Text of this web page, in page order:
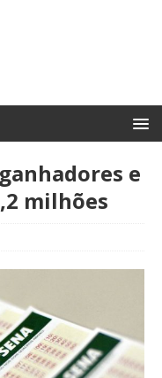
e
milhões